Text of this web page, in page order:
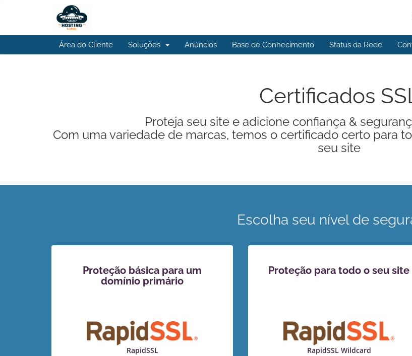
Área do Cliente Soluções Anúncios Base de Conhecimento Status da Rede
Certificados
Proteja seu site e adicione confiança &
Com uma variedade de marcas, temos o certificado certo para
seu site
Escolha seu nível de
Proteção básica para um
domínio primário
RapidSSL
Proteção para todo o seu site
RapidSSL Wildcard